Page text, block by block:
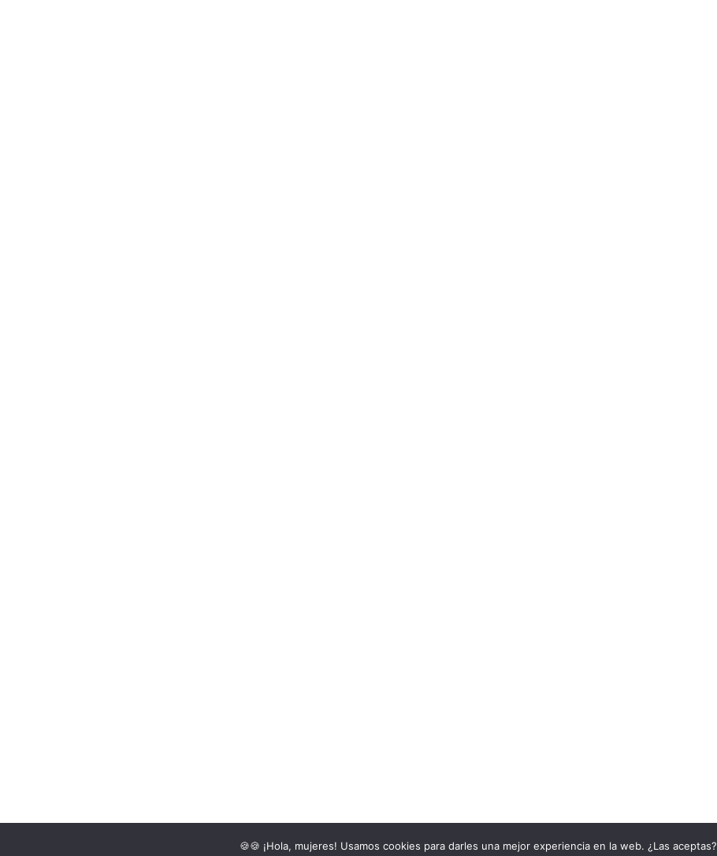
Asuntos de Mujeres 2016©🍪🍪 ¡Hola, mujeres! Usamos cookies para darles una mejor experiencia en la web. ¿Las aceptas?